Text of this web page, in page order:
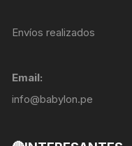
Envíos realizados
Email:
info@babylon.pe